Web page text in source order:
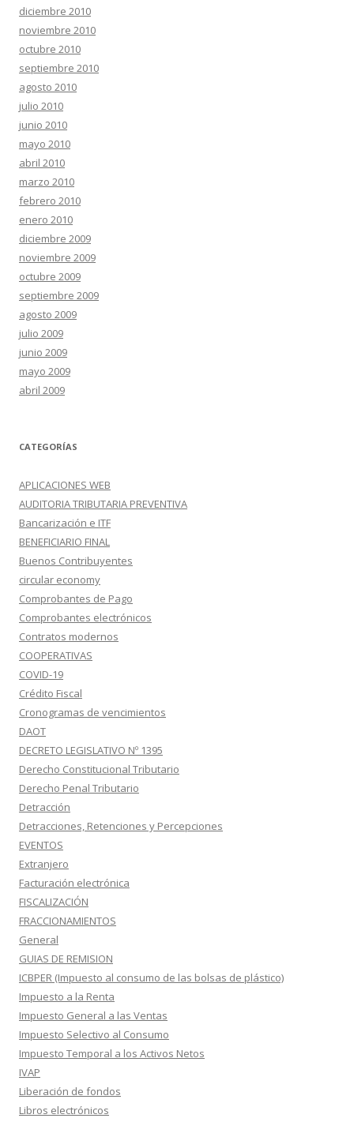
diciembre 2010
noviembre 2010
octubre 2010
septiembre 2010
agosto 2010
julio 2010
junio 2010
mayo 2010
abril 2010
marzo 2010
febrero 2010
enero 2010
diciembre 2009
noviembre 2009
octubre 2009
septiembre 2009
agosto 2009
julio 2009
junio 2009
mayo 2009
abril 2009
CATEGORÍAS
APLICACIONES WEB
AUDITORIA TRIBUTARIA PREVENTIVA
Bancarización e ITF
BENEFICIARIO FINAL
Buenos Contribuyentes
circular economy
Comprobantes de Pago
Comprobantes electrónicos
Contratos modernos
COOPERATIVAS
COVID-19
Crédito Fiscal
Cronogramas de vencimientos
DAOT
DECRETO LEGISLATIVO Nº 1395
Derecho Constitucional Tributario
Derecho Penal Tributario
Detracción
Detracciones, Retenciones y Percepciones
EVENTOS
Extranjero
Facturación electrónica
FISCALIZACIÓN
FRACCIONAMIENTOS
General
GUIAS DE REMISION
ICBPER (Impuesto al consumo de las bolsas de plástico)
Impuesto a la Renta
Impuesto General a las Ventas
Impuesto Selectivo al Consumo
Impuesto Temporal a los Activos Netos
IVAP
Liberación de fondos
Libros electrónicos